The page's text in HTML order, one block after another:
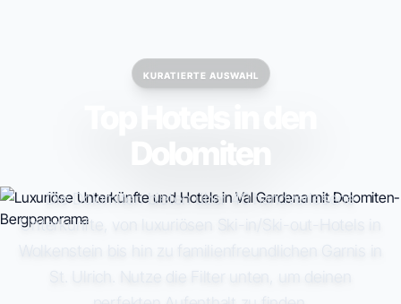
KURATIERTE AUSWAHL
Die Dolomiten bieten über 40 handverlesene
Unterkünfte, von luxuriösen Ski-in/Ski-out-Hotels in